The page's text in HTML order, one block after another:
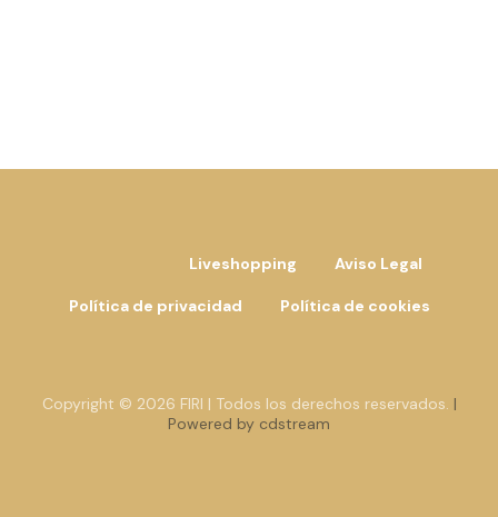
Liveshopping Aviso Legal
Política de privacidad Política de cookies
Copyright © 2026 FIRI | Todos los derechos reservados. |
Powered by cdstream